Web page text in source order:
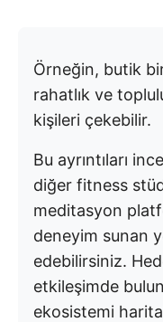
Örneğin, butik
rahatlık ve
kişileri çekebilir.
Bu ayrıntıları
diğer fitness
meditasyon
deneyim sunan
edebilirsiniz.
etkileşimde
ekosistemi